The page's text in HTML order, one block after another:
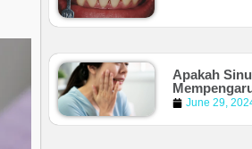
Apakah
June 29,